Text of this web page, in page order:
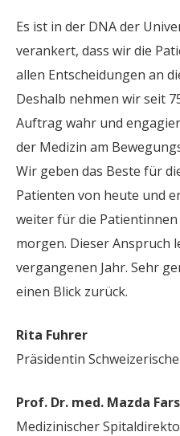
Es ist in der DNA der
verankert, dass wir die
allen Entscheidungen an
Deshalb nehmen wir seit
Auftrag wahr und
der Medizin am
Wir geben das Beste für
Patienten von heute und
weiter für die
morgen. Dieser Anspruch
vergangenen Jahr. Sehr
einen Blick zurück.
Rita Fuhrer
Präsidentin
Prof. Dr. med. Mazda
Medizinischer